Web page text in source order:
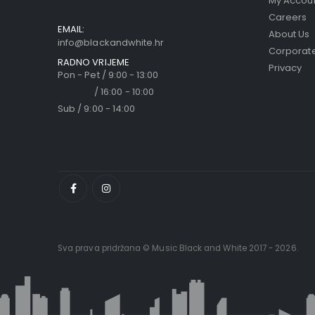
EMAIL:
info@blackandwhite.hr
RADNO VRIJEME
Pon - Pet / 9:00 - 13:00
/ 16:00 - 10:00
Sub / 9:00 - 14:00
Careers
About Us
Privacy
Sva prava pridržana © Music Black and White 2017 - 2026.